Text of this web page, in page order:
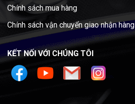
Chính sách mua hàng
Chính sách vận chuyển giao nhận hàng
KẾT NỐI VỚI CHÚNG TÔI